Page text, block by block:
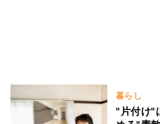
暮らし
"片付け"